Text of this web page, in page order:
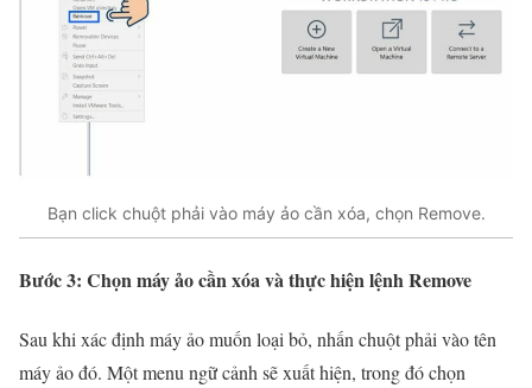
Bạn click chuột phải vào máy ảo cần xóa, chọn Remove.
Bước 3: Chọn máy ảo cần xóa và thực hiện lệnh Remove
Sau khi xác định máy ảo muốn loại bỏ, nhấn chuột phải vào tên
máy ảo đó. Một menu ngữ cảnh sẽ xuất hiện, trong đó chọn